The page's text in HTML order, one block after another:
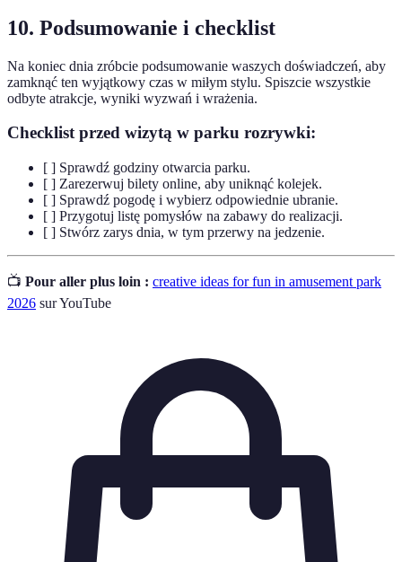
10. Podsumowanie i checklist
Na koniec dnia zróbcie podsumowanie waszych doświadczeń, aby
zamknąć ten wyjątkowy czas w miłym stylu. Spiszcie wszystkie
odbyte atrakcje, wyniki wyzwań i wrażenia.
Checklist przed wizytą w parku rozrywki:
[ ] Sprawdź godziny otwarcia parku.
[ ] Zarezerwuj bilety online, aby uniknąć kolejek.
[ ] Sprawdź pogodę i wybierz odpowiednie ubranie.
[ ] Przygotuj listę pomysłów na zabawy do realizacji.
[ ] Stwórz zarys dnia, w tym przerwy na jedzenie.
📺 Pour aller plus loin : creative ideas for fun in amusement park
2026 sur YouTube